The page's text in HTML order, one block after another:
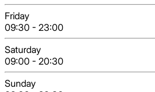
Friday
09:30 - 23:00
Saturday
09:00 - 20:30
Sunday